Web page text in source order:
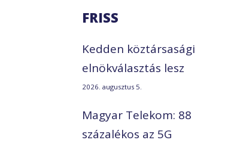
FRISS
Kedden köztársasági
elnökválasztás lesz
2026. augusztus 5.
Magyar Telekom: 88
százalékos az 5G